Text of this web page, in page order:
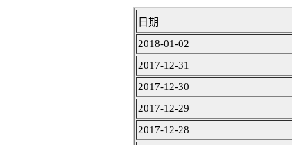
日期
2018-01-02
2017-12-31
2017-12-30
2017-12-29
2017-12-28